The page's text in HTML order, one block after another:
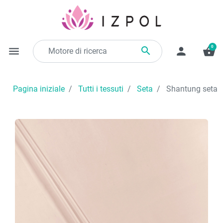
menu  person shopping_basket
0
Pagina iniziale Tutti i tessuti Seta Shantung seta